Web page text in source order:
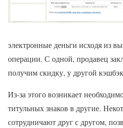
электронные деньги исходя из
операции. С одной, продавец
получим скидку, у другой
Из-за этого возникает
титульных знаков в другие.
сотрудничают друг с другом,